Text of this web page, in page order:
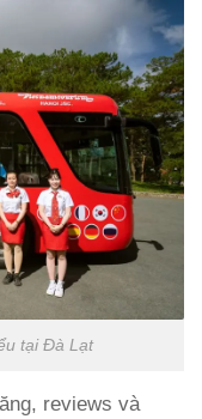
tại Đà Lạt
reviews và